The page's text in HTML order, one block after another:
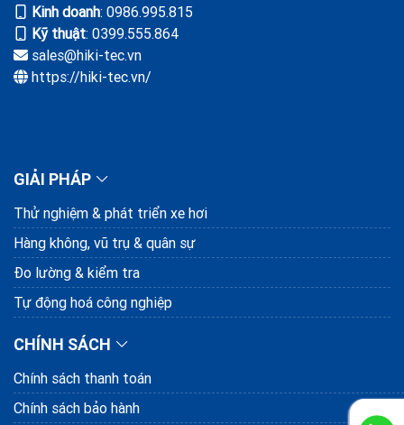
Kinh doanh: ‭0986.995.815
Kỹ thuật: 0399.555.864
sales@hiki-tec.vn
https://hiki-tec.vn/
GIẢI PHÁP
Thử nghiệm & phát triển xe hơi
Hàng không, vũ trụ & quân sự
Đo lường & kiểm tra
Tự động hoá công nghiệp
CHÍNH SÁCH
Chính sách thanh toán
Chính sách bảo hành